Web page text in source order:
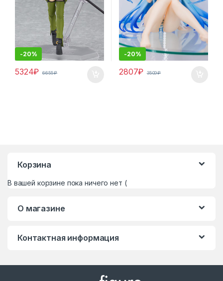
-20%
5324₽ 6655₽
-20%
2807₽ 3509₽
Корзина
В вашей корзине пока ничего нет (
О магазине
Контактная информация